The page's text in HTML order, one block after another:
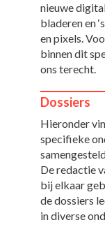
nieuwe
bladeren en
en pixels.
binnen dit
ons terecht.
Dossiers
Hieronder
specifieke
De redactie
bij elkaar
de dossiers
in diverse